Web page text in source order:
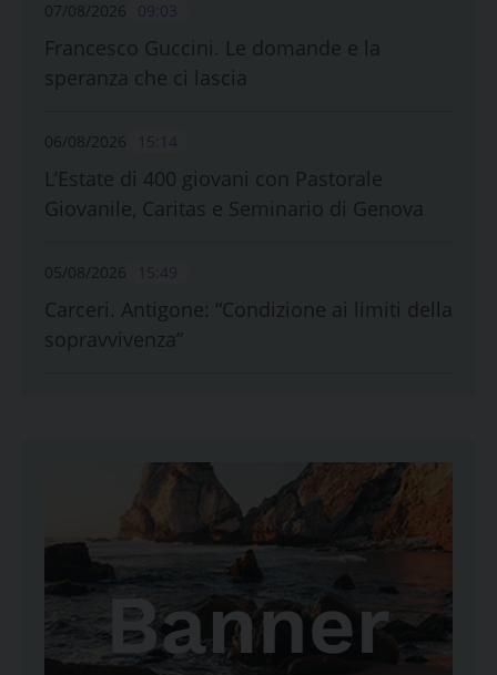
07/08/2026
Francesco Guccini. Le domande e la
speranza che ci lascia
06/08/2026
L’Estate di 400 giovani con Pastorale
Giovanile, Caritas e Seminario di Genova
05/08/2026
Carceri. Antigone: “Condizione ai limiti della
sopravvivenza”